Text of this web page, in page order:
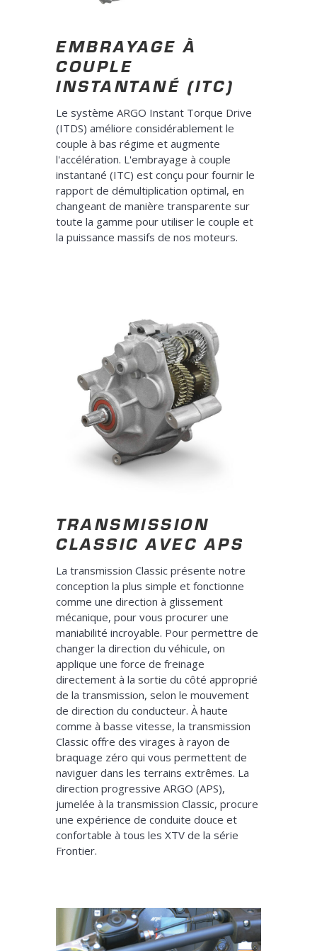
EMBRAYAGE À
COUPLE
INSTANTANÉ (ITC)
Le système ARGO Instant Torque Drive
(ITDS) améliore considérablement le
couple à bas régime et augmente
l'accélération. L'embrayage à couple
instantané (ITC) est conçu pour fournir le
rapport de démultiplication optimal, en
changeant de manière transparente sur
toute la gamme pour utiliser le couple et
la puissance massifs de nos moteurs.
TRANSMISSION
CLASSIC AVEC APS
La transmission Classic présente notre
conception la plus simple et fonctionne
comme une direction à glissement
mécanique, pour vous procurer une
maniabilité incroyable. Pour permettre de
changer la direction du véhicule, on
applique une force de freinage
directement à la sortie du côté approprié
de la transmission, selon le mouvement
de direction du conducteur. À haute
comme à basse vitesse, la transmission
Classic offre des virages à rayon de
braquage zéro qui vous permettent de
naviguer dans les terrains extrêmes. La
direction progressive ARGO (APS),
jumelée à la transmission Classic, procure
une expérience de conduite douce et
confortable à tous les XTV de la série
Frontier.